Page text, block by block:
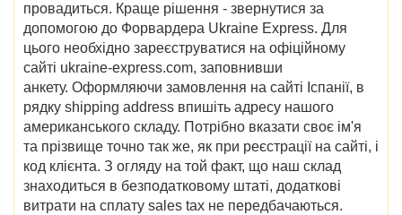
провадиться. Краще рішення - звернутися за
допомогою до Форвардера Ukraine Express. Для
цього необхідно зареєструватися на офіційному
сайті ukraine-express.com, заповнивши
анкету. Оформляючи замовлення на сайті Іспанії, в
рядку shipping address впишіть адресу нашого
американського складу. Потрібно вказати своє ім'я
та прізвище точно так же, як при реєстрації на сайті, і
код клієнта. З огляду на той факт, що наш склад
знаходиться в безподатковому штаті, додаткові
витрати на сплату sales tax не передбачаються.